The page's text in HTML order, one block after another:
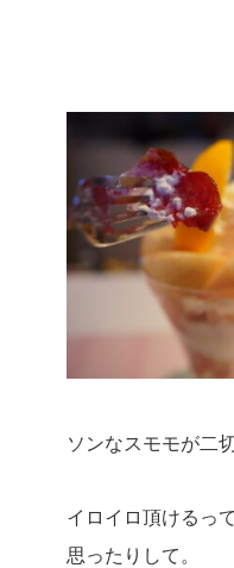
ソンなスモモが二
イロイロ頂けるっ
思ったりして。